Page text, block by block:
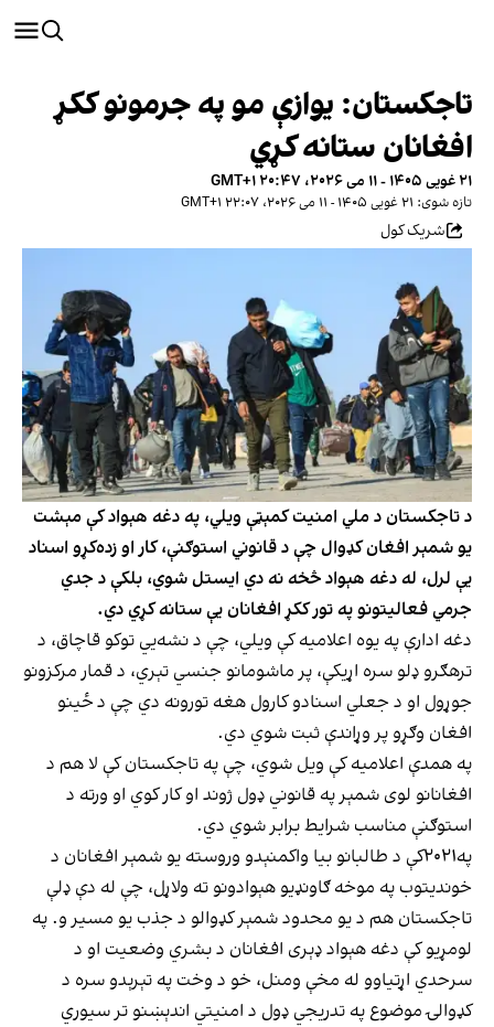
تاجکستان: یوازې مو په جرمونو ککړ
افغانان ستانه کړي
۲۱ غویی ۱۴۰۵ - ۱۱ می ۲۰۲۶، ۲۰:۴۷ GMT+۱
تازه شوی: ۲۱ غویی ۱۴۰۵ - ۱۱ می ۲۰۲۶، ۲۲:۰۷ GMT+۱
شریک کول
د تاجکستان د ملي امنیت کمېټې ویلي، په دغه هېواد کې مېشت
یو شمېر افغان کډوال چې د قانوني استوګنې، کار او زده‌کړو اسناد
یې لرل، له دغه هېواد څخه نه دي ایستل شوي، بلکې د جدي
جرمي فعالیتونو په تور ککړ افغانان یې ستانه کړي دي.
دغه ادارې په یوه اعلامیه کې ویلي، چې د نشه‌يي توکو قاچاق، د
ترهګرو ډلو سره اړیکې، پر ماشومانو جنسي تېري، د قمار مرکزونو
جوړول او د جعلي اسنادو کارول هغه تورونه دي چې د ځینو
افغان وګړو پر وړاندې ثبت شوي دي.
په همدې اعلامیه کې ویل شوي، چې په تاجکستان کې لا هم د
افغانانو لوی شمېر په قانوني ډول ژوند او کار کوي او ورته د
استوګنې مناسب شرایط برابر شوي دي.
په۲۰۲۱کې د طالبانو بیا واکمنېدو وروسته یو شمېر افغانان د
خوندیتوب په موخه ګاونډیو هېوادونو ته ولاړل، چې له دې ډلې
تاجکستان هم د یو محدود شمېر کډوالو د جذب یو مسیر و. په
لومړیو کې دغه هېواد ډېری افغانان د بشري وضعیت او د
سرحدي اړتیاوو له مخې ومنل، خو د وخت په تېرېدو سره د
کډوالۍ موضوع په تدریجي ډول د امنیتي اندېښنو تر سیوري